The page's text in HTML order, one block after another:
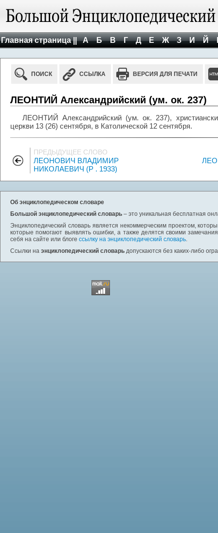
Главная страница || А Б В Г Д Е Ж З И Й
ПОИСК ССЫЛКА ВЕРСИЯ ДЛЯ ПЕЧАТИ
ЛЕОНТИЙ Александрийский (ум. ок. 237)
ЛЕОНТИЙ Александрийский (ум. ок. 237),
церкви 13 (26) сентября, в Католической 12 сентября.
ПРЕДЫДУЩЕЕ СЛОВО
ЛЕОНОВИЧ ВЛАДИМИР
НИКОЛАЕВИЧ (Р . 1933)
Об энциклопедическом словаре
Большой энциклопедический словарь – это уникальная бесплатная
Энциклопедический словарь является некоммерческим проектом,
которые помогают выявлять ошибки, а также делятся своими
себя на сайте или блоге ссылку на энциклопедический словарь.
Ссылки на энциклопедический словарь допускаются без каких-либо